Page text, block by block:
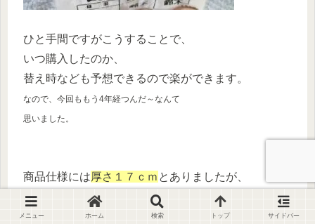
ひと手間ですがこうすることで、
いつ購入したのか、
替え時なども予想できるので楽ができます。
なので、今回ももう4年経つんだ～なんて
思いました。
商品仕様には厚さ１７ｃｍ とありましたが、
マットレスなどは
どのくらいへたってしまうのか
メニュー ホーム 検索 トップ サイドバー